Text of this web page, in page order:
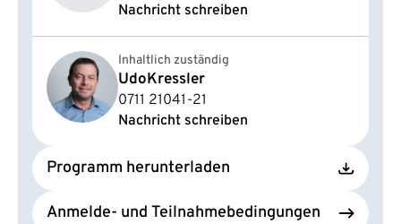
Nachricht schreiben
Inhaltlich zuständig
UdoKressler
0711 21041-21
Nachricht schreiben
Programm herunterladen
Anmelde- und Teilnahmebedingungen